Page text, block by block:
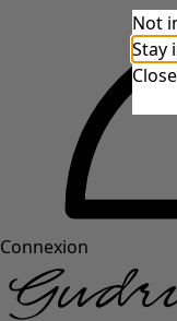
Connexion
Not
Stay
Close